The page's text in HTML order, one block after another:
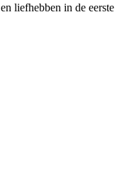
liefhebben in de